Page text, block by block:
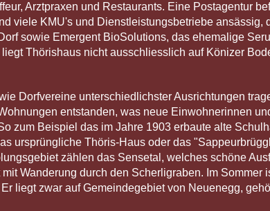
Arztpraxen und Restaurants. Eine Postagentur
viele KMU's und Dienstleistungsbetriebe ansässig,
sowie Emergent BioSolutions, das ehemalige
Thörishaus nicht ausschliesslich auf Könizer
Dorfvereine unterschiedlichster Ausrichtungen
entstanden, was neue Einwohnerinnen
zum Beispiel das im Jahre 1903 erbaute alte
ursprüngliche Thöris-Haus oder das
zählen das Sensetal, welches schöne
Wanderung durch den Scherligraben. Im Sommer
liegt zwar auf Gemeindegebiet von Neuenegg,